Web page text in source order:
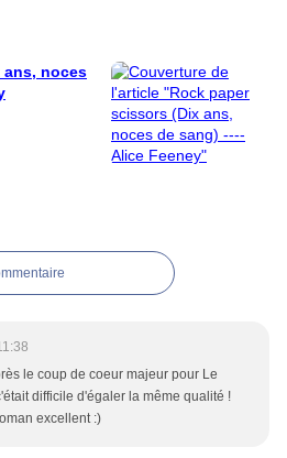
ans, noces
le coup de coeur majeur pour Le
difficile d'égaler la même qualité !
excellent :)